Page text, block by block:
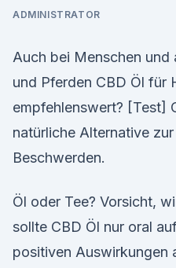
ADMINISTRATOR
Auch bei Menschen und
und Pferden CBD Öl für
empfehlenswert? [Test]
natürliche Alternative
Beschwerden.
Öl oder Tee? Vorsicht,
sollte CBD Öl nur oral
positiven Auswirkungen